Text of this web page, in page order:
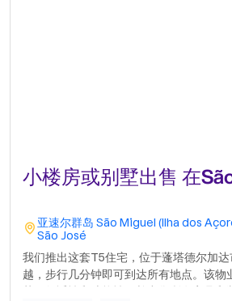
小楼房或别墅出售 在
亚速尔群岛 São Miguel (Ilha dos
São José
我们推出这套T5住宅，位于蓬塔德尔加
越，步行几分钟即可到达所有地点。该物